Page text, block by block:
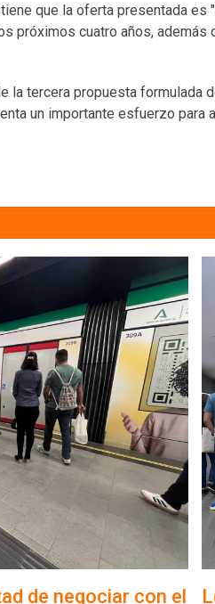
que la oferta presentada
próximos cuatro años,
la tercera propuesta
un importante esfuerzo
de negociar con el